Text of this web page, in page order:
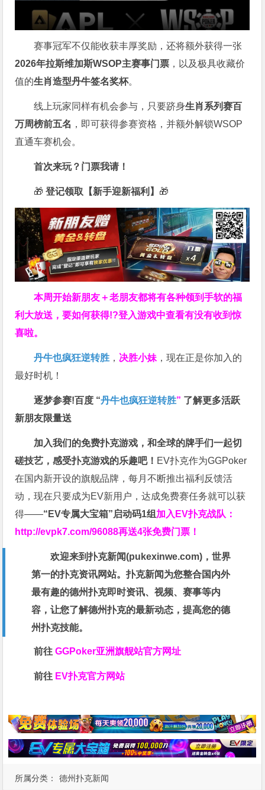
所属分类： 德州扑克新闻
赛事冠军不仅能收获丰厚奖励，还将额外获得一张
2026年拉斯维加斯WSOP主赛事门票 ，以及极具收藏价
值的生肖造型丹牛签名奖杯。
线上玩家同样有机会参与，只要跻身生肖系列赛百
万周榜前五名 ，即可获得参赛资格，并额外解锁WSOP
直通车赛机会。
首次来玩？门票我请！
🎁 登记领取【新手迎新福利】 🎁
本周开始新朋友＋老朋友都将有各种领到手软的福
利大放送，要如何获得!?登入游戏中查看有没有收到惊
喜啦。
丹牛也疯狂逆转胜 ， 决胜小妹 ，现在正是你加入的
最好时机！
逐梦参赛!百度 “丹牛也疯狂逆转胜” 了解更多活跃
新朋友限量送
加入我们的免费扑克游戏，和全球的牌手们一起切
磋技艺，感受扑克游戏的乐趣吧！ EV扑克作为GGPoker
在国内新开设的旗舰品牌，每月不断推出福利反馈活
动，现在只要成为EV新用户，达成免费赛任务就可以获
得——“EV专属大宝箱”启动码1组 加入EV扑克战队：
http://evpk7.com/96088再送4张免费门票！
欢迎来到扑克新闻(pukexinwe.com)，世界
第一的扑克资讯网站。扑克新闻为您整合国内外
最有趣的德州扑克即时资讯、视频、赛事等内
容，让您了解德州扑克的最新动态，提高您的德
州扑克技能。
前往GGPoker亚洲旗舰站官方网址
前往 EV扑克官方网站